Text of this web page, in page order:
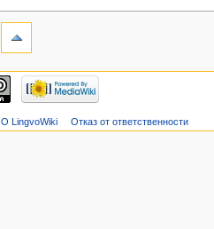
О LingvoWiki Отказ от ответственности